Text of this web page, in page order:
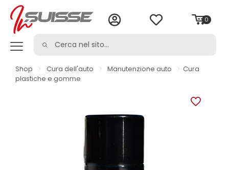
0
Shop > Cura dell'auto > Manutenzione auto > Cura
plastiche e gomme